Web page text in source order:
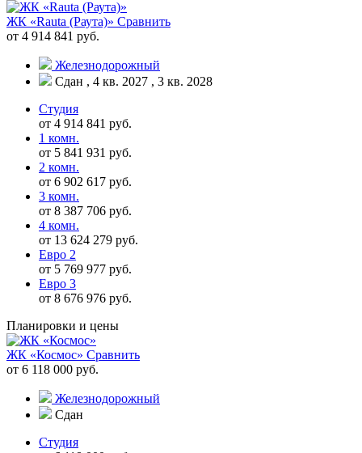
ЖК «Rauta (Раута)» Сравнить
от 4 914 841 руб.
Железнодорожный
Сдан , 4 кв. 2027 , 3 кв. 2028
Студия
от 4 914 841 руб.
1 комн.
от 5 841 931 руб.
2 комн.
от 6 902 617 руб.
3 комн.
от 8 387 706 руб.
4 комн.
от 13 624 279 руб.
Евро 2
от 5 769 977 руб.
Евро 3
от 8 676 976 руб.
Планировки и цены
ЖК «Космос» Сравнить
от 6 118 000 руб.
Железнодорожный
Сдан
Студия